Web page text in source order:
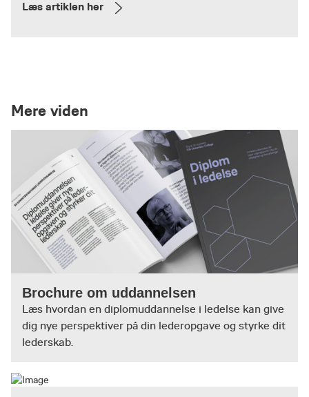
Læs artiklen her
Mere viden
Brochure om uddannelsen
Læs hvordan en diplomuddannelse i ledelse kan give
dig nye perspektiver på din lederopgave og styrke dit
lederskab.